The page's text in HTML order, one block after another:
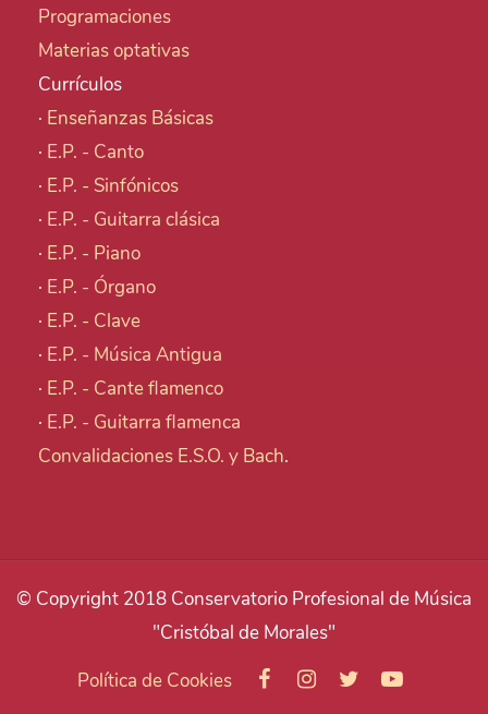
Programaciones
Materias optativas
Currículos
· Enseñanzas Básicas
· E.P. - Canto
· E.P. - Sinfónicos
· E.P. - Guitarra clásica
· E.P. - Piano
· E.P. - Órgano
· E.P. - Clave
· E.P. - Música Antigua
· E.P. - Cante flamenco
· E.P. - Guitarra flamenca
Convalidaciones E.S.O. y Bach.
© Copyright 2018 Conservatorio Profesional de Música
"Cristóbal de Morales"
Política de Cookies